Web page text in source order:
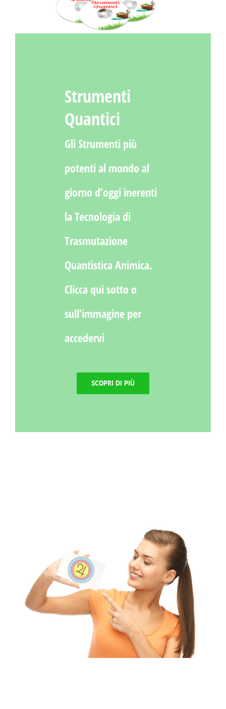
Strumenti
Quantici
Gli Strumenti più
potenti al mondo al
giorno d’oggi inerenti
la Tecnologia di
Trasmutazione
Quantistica Animica.
Clicca qui sotto o
sull’immagine per
accedervi
SCOPRI DI PIÙ